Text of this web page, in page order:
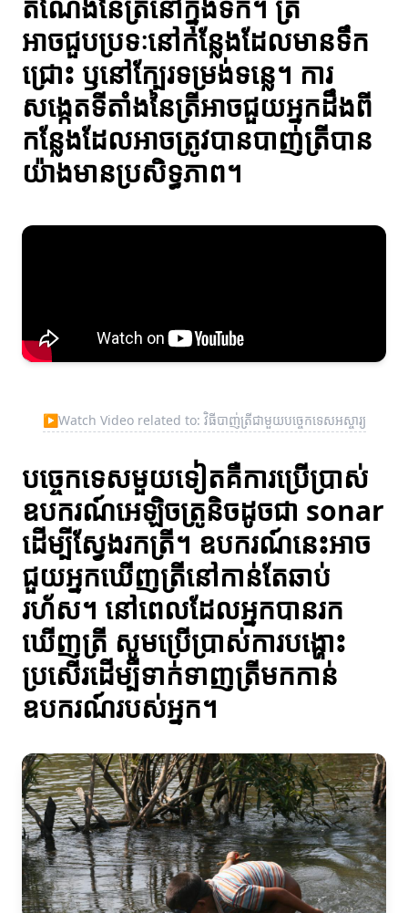
តំណែងនៃត្រីនៅក្នុងទឹក។ ត្រី
អាចជួបប្រទៈនៅកន្លែងដែលមានទឹក
ជ្រោះ ឫនៅក្បែរទម្រង់ទន្លេ។ ការ
សង្កេតទីតាំងនៃត្រីអាចជួយអ្នកដឹងពី
កន្លែងដែលអាចត្រូវបានបាញ់ត្រីបាន
យ៉ាងមានប្រសិទ្ធភាព។
▶Watch Video related to: វិធីបាញ់ត្រីជាមួយបច្ចេកទេសអស្ចារ្យ
បច្ចេកទេសមួយទៀតគឺការប្រើប្រាស់
ឧបករណ៍អេឡិចត្រូនិចដូចជា sonar
ដើម្បីស្វែងរកត្រី។ ឧបករណ៍នេះអាច
ជួយអ្នកឃើញត្រីនៅកាន់តែឆាប់
រហ័ស។ នៅពេលដែលអ្នកបានរក
ឃើញត្រី សូមប្រើប្រាស់ការបង្ហោះ
ប្រសើរដើម្បីទាក់ទាញត្រីមកកាន់
ឧបករណ៍របស់អ្នក។